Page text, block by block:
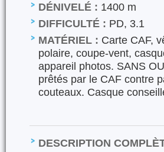
DÉNIVELÉ : 1400 m
DIFFICULTÉ : PD, 3.1
MATÉRIEL : Carte CAF,
polaire, coupe-vent,
appareil photos. SANS
prêtés par le CAF contre
couteaux. Casque
DESCRIPTION